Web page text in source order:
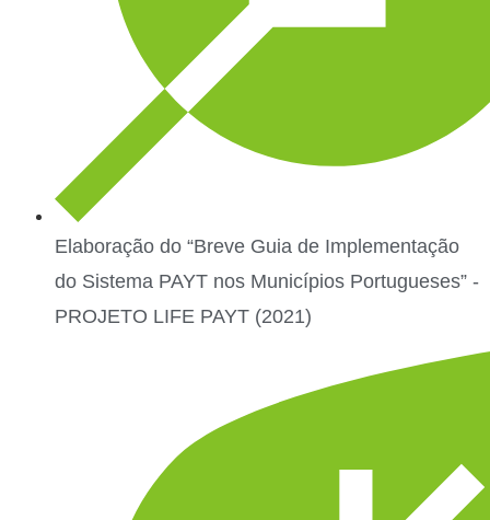
Elaboração do “Breve Guia de Implementação
do Sistema PAYT nos Municípios Portugueses” -
PROJETO LIFE PAYT (2021)